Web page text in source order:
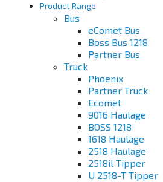
Product Range
Bus
eComet Bus
Boss Bus 1218
Partner Bus
Truck
Phoenix
Partner Truck
Ecomet
9016 Haulage
BOSS 1218
1618 Haulage
2518 Haulage
2518il Tipper
U 2518-T Tipper